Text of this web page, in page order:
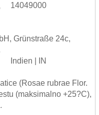
14049000
Grünstraße 24c,
Indien | IN
(Rosae rubrae Flor.
(maksimalno +25?C),